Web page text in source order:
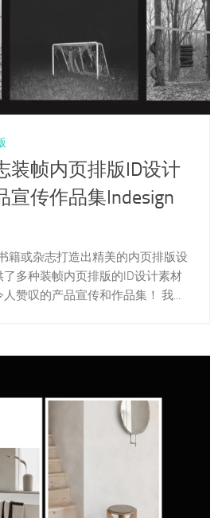
装帧内页排版ID设计
宣传作品集Indesign
籍或杂志打造出精美的内页排版设
多种装帧内页排版的ID设计素材
赞叹的产品宣传和作品集！ 我...